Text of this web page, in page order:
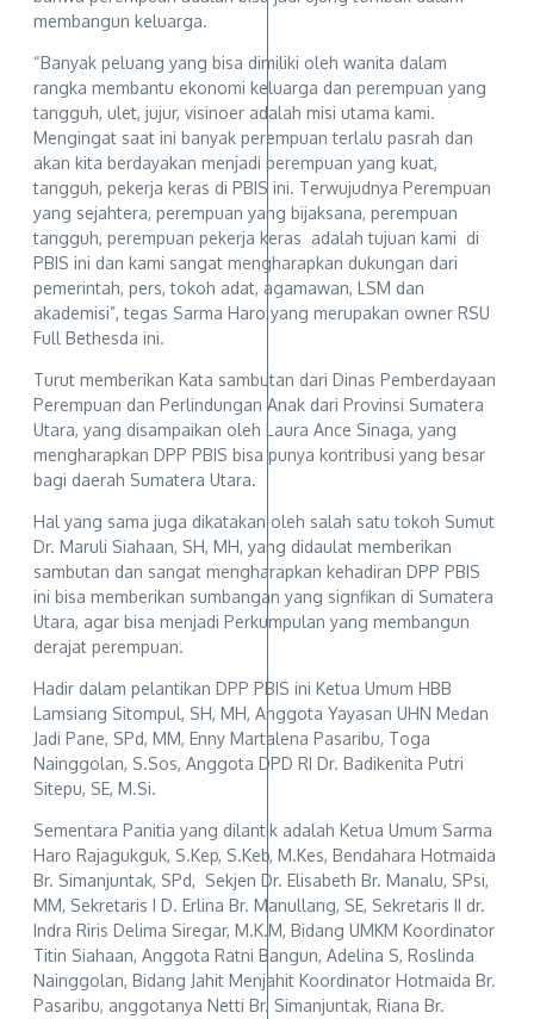
membangun keluarga.
“Banyak peluang yang bisa dimiliki oleh wanita dalam
rangka membantu ekonomi keluarga dan perempuan yang
tangguh, ulet, jujur, visinoer adalah misi utama kami.
Mengingat saat ini banyak perempuan terlalu pasrah dan
akan kita berdayakan menjadi perempuan yang kuat,
tangguh, pekerja keras di PBIS ini. Terwujudnya Perempuan
yang sejahtera, perempuan yang bijaksana, perempuan
tangguh, perempuan pekerja keras adalah tujuan kami di
PBIS ini dan kami sangat mengharapkan dukungan dari
pemerintah, pers, tokoh adat, agamawan, LSM dan
akademisi”, tegas Sarma Haro yang merupakan owner RSU
Full Bethesda ini.
Turut memberikan Kata sambutan dari Dinas Pemberdayaan
Perempuan dan Perlindungan Anak dari Provinsi Sumatera
Utara, yang disampaikan oleh Laura Ance Sinaga, yang
mengharapkan DPP PBIS bisa punya kontribusi yang besar
bagi daerah Sumatera Utara.
Hal yang sama juga dikatakan oleh salah satu tokoh Sumut
Dr. Maruli Siahaan, SH, MH, yang didaulat memberikan
sambutan dan sangat mengharapkan kehadiran DPP PBIS
ini bisa memberikan sumbangan yang signfikan di Sumatera
Utara, agar bisa menjadi Perkumpulan yang membangun
derajat perempuan.
Hadir dalam pelantikan DPP PBIS ini Ketua Umum HBB
Lamsiang Sitompul, SH, MH, Anggota Yayasan UHN Medan
Jadi Pane, SPd, MM, Enny Martalena Pasaribu, Toga
Nainggolan, S.Sos, Anggota DPD RI Dr. Badikenita Putri
Sitepu, SE, M.Si.
Sementara Panitia yang dilantik adalah Ketua Umum Sarma
Haro Rajagukguk, S.Kep, S.Keb, M.Kes, Bendahara Hotmaida
Br. Simanjuntak, SPd, Sekjen Dr. Elisabeth Br. Manalu, SPsi,
MM, Sekretaris I D. Erlina Br. Manullang, SE, Sekretaris II dr.
Indra Riris Delima Siregar, M.K.M, Bidang UMKM Koordinator
Titin Siahaan, Anggota Ratni Bangun, Adelina S, Roslinda
Nainggolan, Bidang Jahit Menjahit Koordinator Hotmaida Br.
Pasaribu, anggotanya Netti Br. Simanjuntak, Riana Br.